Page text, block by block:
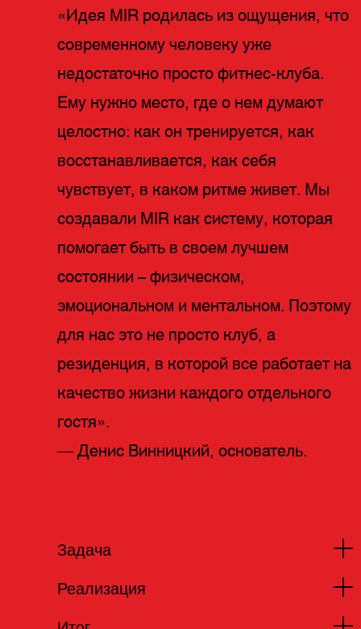
«Идея MIR родилась из ощущения, что
современному человеку уже
недостаточно просто фитнес-клуба.
Ему нужно место, где о нем думают
целостно: как он тренируется, как
восстанавливается, как себя
чувствует, в каком ритме живет. Мы
создавали MIR как систему, которая
помогает быть в своем лучшем
состоянии – физическом,
эмоциональном и ментальном. Поэтому
для нас это не просто клуб, а
резиденция, в которой все работает на
качество жизни каждого отдельного
гостя».
— Денис Винницкий, основатель.
Задача
У проекта не было чётко оформленного
Реализация